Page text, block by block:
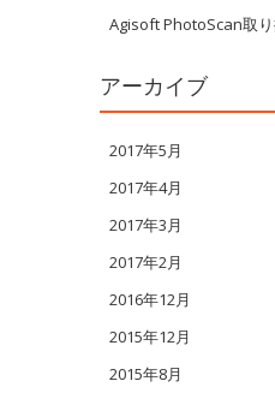
Agisoft PhotoScan取
アーカイブ
2017年5月
2017年4月
2017年3月
2017年2月
2016年12月
2015年12月
2015年8月